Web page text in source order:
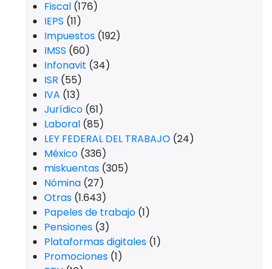
Fiscal (176)
IEPS (11)
Impuestos (192)
IMSS (60)
Infonavit (34)
ISR (55)
IVA (13)
Jurídico (61)
Laboral (85)
LEY FEDERAL DEL TRABAJO (24)
México (336)
miskuentas (305)
Nómina (27)
Otras (1.643)
Papeles de trabajo (1)
Pensiones (3)
Plataformas digitales (1)
Promociones (1)